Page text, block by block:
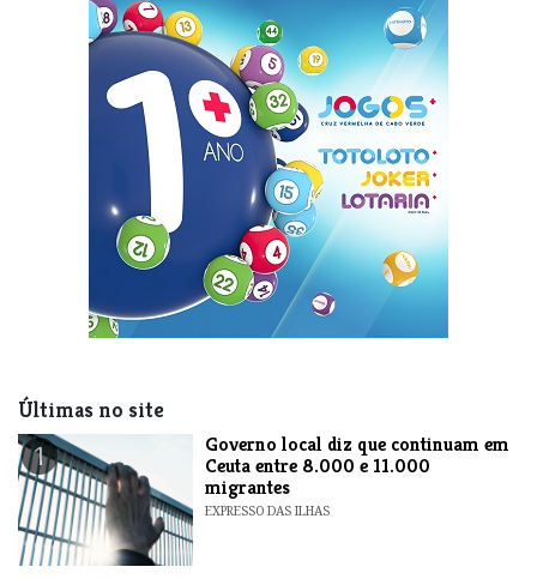
Últimas no site
1
​Governo local diz que continuam em
Ceuta entre 8.000 e 11.000
migrantes
EXPRESSO DAS ILHAS